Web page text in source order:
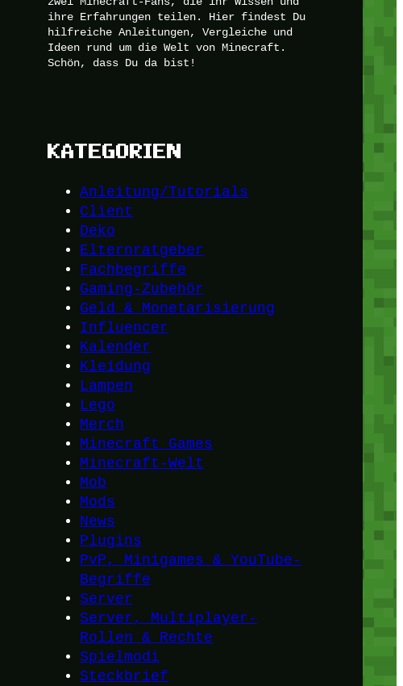
ihre Erfahrungen teilen. Hier findest Du
hilfreiche Anleitungen, Vergleiche und
Ideen rund um die Welt von Minecraft.
Schön, dass Du da bist!
KATEGORIEN
Anleitung/Tutorials
Client
Deko
Elternratgeber
Fachbegriffe
Gaming-Zubehör
Geld & Monetarisierung
Influencer
Kalender
Kleidung
Lampen
Lego
Merch
Minecraft Games
Minecraft-Welt
Mob
Mods
News
Plugins
PvP, Minigames & YouTube-
Begriffe
Server
Server, Multiplayer-
Rollen & Rechte
Spielmodi
Steckbrief